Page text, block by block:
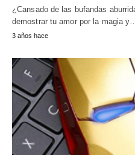
¿Cansado de las bufandas
demostrar tu amor por la magia y…
3 años hace